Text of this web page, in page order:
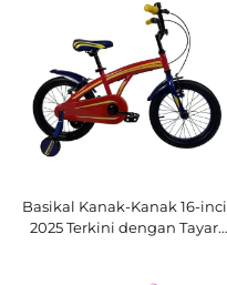
Mainan Berkaki dengan
Pelana Biasa
Basikal Kanak-Kanak 16-inci
2025 Terkini dengan Tayar